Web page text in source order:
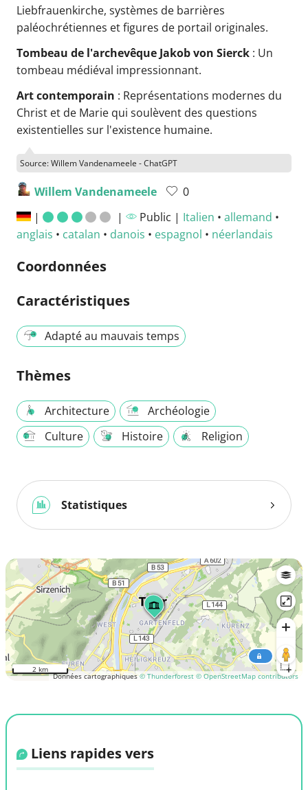
Liebfrauenkirche, systèmes de barrières
paléochrétiennes et figures de portail originales.
Tombeau de l'archevêque Jakob von Sierck : Un
tombeau médiéval impressionnant.
Art contemporain : Représentations modernes du
Christ et de Marie qui soulèvent des questions
existentielles sur l'existence humaine.
Source: Willem Vandenameele - ChatGPT
Willem Vandenameele
0
|
| Public | Italien • allemand •
anglais • catalan • danois • espagnol • néerlandais
Coordonnées
Caractéristiques
Adapté au mauvais temps
Thèmes
Architecture
Archéologie
Culture
Histoire Religion
Statistiques
Données cartographiques© Thunderforest © OpenStreetMap contributors
2 km
Liens rapides vers